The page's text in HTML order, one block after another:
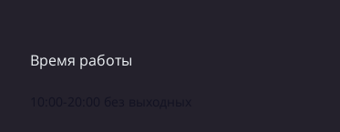
Время работы